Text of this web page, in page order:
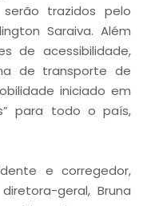
trazidos pelo
Saraiva. Além
de acessibilidade,
de transporte de
iniciado em
para todo o país,
e corregedor,
geral, Bruna